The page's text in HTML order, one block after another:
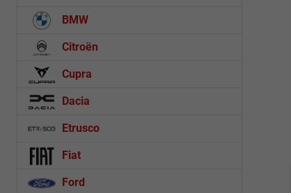
BMW
Citroën
Cupra
Dacia
Etrusco
Fiat
Ford